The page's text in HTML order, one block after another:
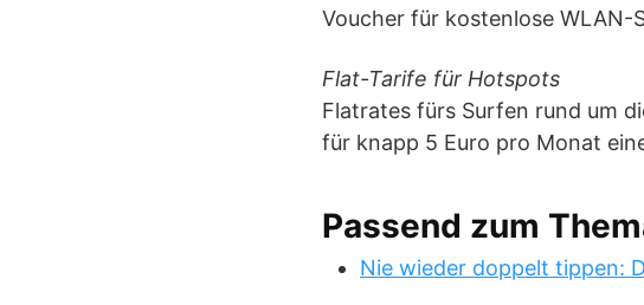
Voucher für kostenlose WLAN-
Flat-Tarife für Hotspots
Flatrates fürs Surfen rund um
für knapp 5 Euro pro Monat
Passend zum
Nie wieder doppelt tippen: